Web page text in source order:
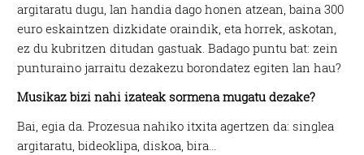
argitaratu dugu, lan handia dago honen atzean, baina 300
euro eskaintzen dizkidate oraindik, eta horrek, askotan,
ez du kubritzen ditudan gastuak. Badago puntu bat: zein
punturaino jarraitu dezakezu borondatez egiten lan hau?
Musikaz bizi nahi izateak sormena mugatu dezake?
Bai, egia da. Prozesua nahiko itxita agertzen da: singlea
argitaratu, bideoklipa, diskoa, bira…